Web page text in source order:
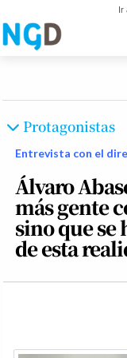
Ir
Protagonistas
Entrevista con el
Álvaro
más gente
sino que se
de esta